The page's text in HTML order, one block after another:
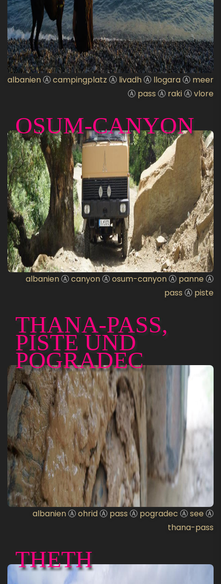
albanienⒶcampingplatz Ⓐ livadhⒶ llogaraⒶ meer
Ⓐ pass Ⓐ rakiⒶvlore
OSUM-CANYON
albanienⒶcanyonⒶosum-canyonⒶ panne Ⓐ
pass Ⓐ piste
THANA-PASS,
PISTE UND
POGRADEC
albanienⒶohridⒶ pass Ⓐ pogradec Ⓐsee Ⓐ
thana-pass
THETH